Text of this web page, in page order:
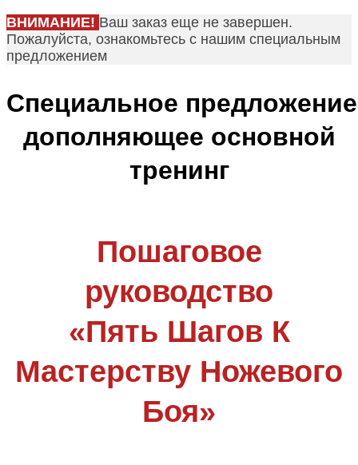
ВНИМАНИЕ! Ваш заказ еще не завершен.
Пожалуйста, ознакомьтесь с нашим специальным
предложением
Специальное
дополняющее основной
тренинг
Пошаговое
руководство
«Пять Шагов К
Мастерству Ножевого
Боя»